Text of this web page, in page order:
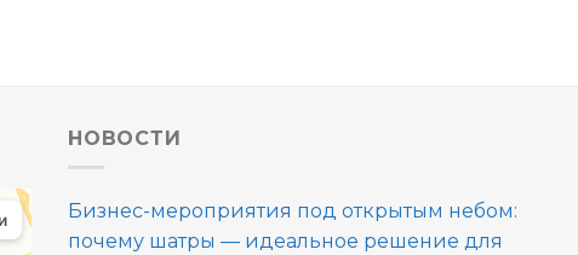
НОВОСТИ
Бизнес-мероприятия под открытым небом:
почему шатры — идеальное решение для